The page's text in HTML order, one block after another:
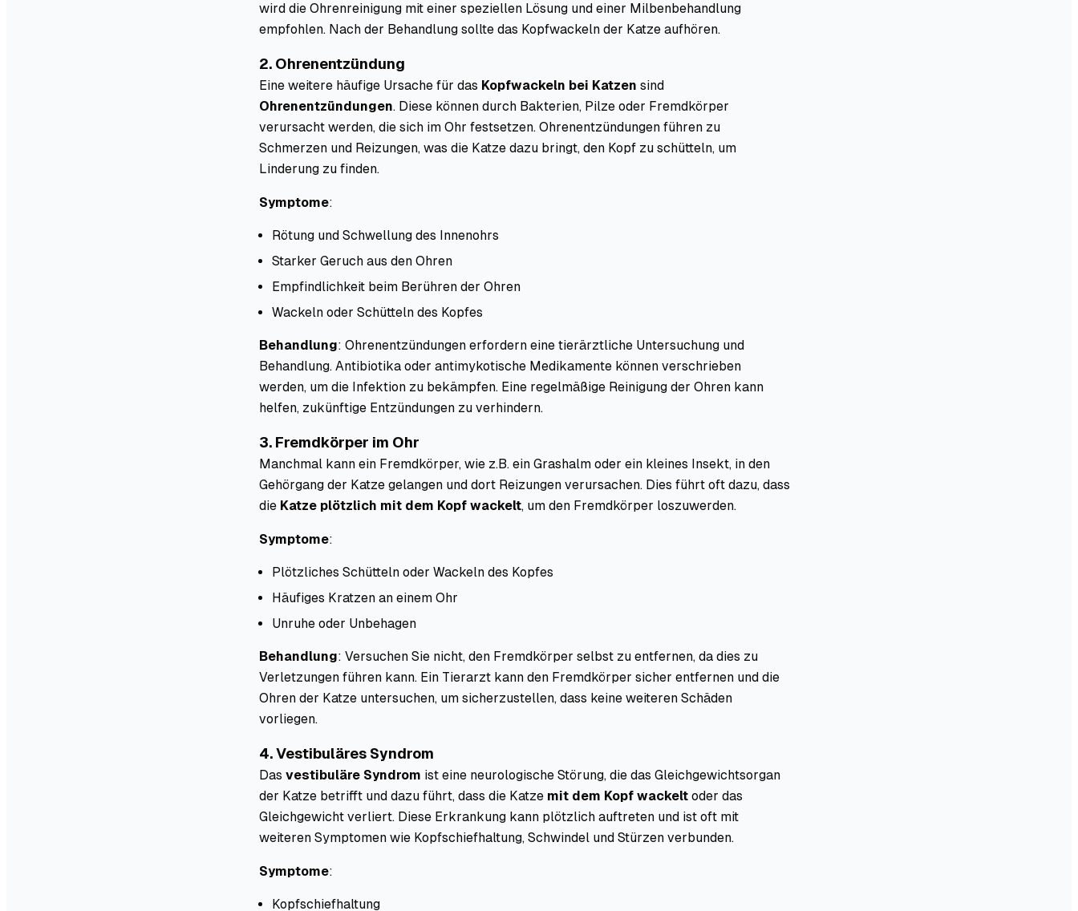
wird die Ohrenreinigung mit einer speziellen Lösung und einer Milbenbehandlung
empfohlen. Nach der Behandlung sollte das Kopfwackeln der Katze aufhören.
2. Ohrenentzündung
Eine weitere häufige Ursache für das Kopfwackeln bei Katzen sind
Ohrenentzündungen. Diese können durch Bakterien, Pilze oder Fremdkörper
verursacht werden, die sich im Ohr festsetzen. Ohrenentzündungen führen zu
Schmerzen und Reizungen, was die Katze dazu bringt, den Kopf zu schütteln, um
Linderung zu finden.
Symptome:
Rötung und Schwellung des Innenohrs
Starker Geruch aus den Ohren
Empfindlichkeit beim Berühren der Ohren
Wackeln oder Schütteln des Kopfes
Behandlung: Ohrenentzündungen erfordern eine tierärztliche Untersuchung und
Behandlung. Antibiotika oder antimykotische Medikamente können verschrieben
werden, um die Infektion zu bekämpfen. Eine regelmäßige Reinigung der Ohren kann
helfen, zukünftige Entzündungen zu verhindern.
3. Fremdkörper im Ohr
Manchmal kann ein Fremdkörper, wie z.B. ein Grashalm oder ein kleines Insekt, in den
Gehörgang der Katze gelangen und dort Reizungen verursachen. Dies führt oft dazu, dass
die Katze plötzlich mit dem Kopf wackelt, um den Fremdkörper loszuwerden.
Symptome:
Plötzliches Schütteln oder Wackeln des Kopfes
Häufiges Kratzen an einem Ohr
Unruhe oder Unbehagen
Behandlung: Versuchen Sie nicht, den Fremdkörper selbst zu entfernen, da dies zu
Verletzungen führen kann. Ein Tierarzt kann den Fremdkörper sicher entfernen und die
Ohren der Katze untersuchen, um sicherzustellen, dass keine weiteren Schäden
vorliegen.
4. Vestibuläres Syndrom
Das vestibuläre Syndrom ist eine neurologische Störung, die das Gleichgewichtsorgan
der Katze betrifft und dazu führt, dass die Katze mit dem Kopf wackelt oder das
Gleichgewicht verliert. Diese Erkrankung kann plötzlich auftreten und ist oft mit
weiteren Symptomen wie Kopfschiefhaltung, Schwindel und Stürzen verbunden.
Symptome:
Kopfschiefhaltung